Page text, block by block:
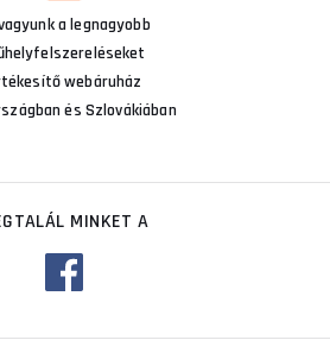
a legnagyobb
webáruház
és Szlovákiában
MINKET A